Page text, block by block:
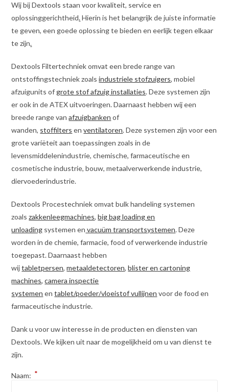
Wij bij Dextools staan voor kwaliteit, service en
oplossinggerichtheid.Hierin is het belangrijk de juiste informatie
te geven, een goede oplossing te bieden en eerlijk tegen elkaar
te zijn.
Dextools Filtertechniek omvat een brede range van
ontstoffingstechniek zoalsindustriele stofzuigers, mobiel
afzuigunits of grote stof afzuig installaties. Deze systemen zijn
er ook in de ATEX uitvoeringen. Daarnaast hebben wij een
breede range vanafzuigbanken of
wanden, stoffilters enventilatoren. Deze systemen zijn voor een
grote variëteit aan toepassingen zoals in de
levensmiddelenindustrie, chemische, farmaceutische en
cosmetische industrie, bouw, metaalverwerkende industrie,
diervoederindustrie.
Dextools Procestechniek omvat bulk handeling systemen
zoalszakkenleegmachines,big bag loading en
unloading systemen en vacuüm transportsystemen. Deze
worden in de chemie, farmacie, food of verwerkende industrie
toegepast. Daarnaast hebben
wijtabletpersen,metaaldetectoren,blister en cartoning
machines, camera inspectie
systemen entablet/poeder/vloeistof vullijnen voor de food en
farmaceutische industrie.
Dank u voor uw interesse in de producten en diensten van
Dextools. We kijken uit naar de mogelijkheid om u van dienst te
zijn.
Naam: *